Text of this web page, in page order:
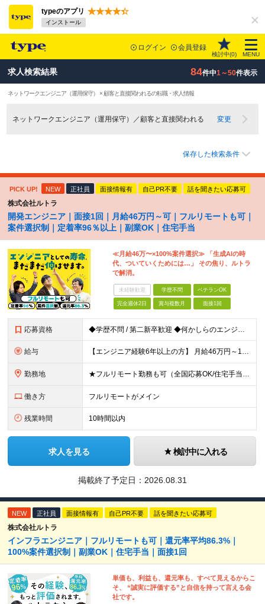
typeのアプリ
インストール
ログイン 会員登録
検討中(0) MENU
求人検索結果 84件中1～50件表示
ネットワークエンジニア（運用保守） × 顧客と直接関われるの転職・求人情報
ネットワークエンジニア（運用保守）／顧客と直接関われる 変更
保存した検索条件
PICK UP! NEW 正社員 面接情報有 自己PR不要 話を聞きたい応募可
株式会社ルトラ
開発エンジニア｜面接1回｜月給46万円～可｜フルリモートも可｜
案件選択制｜定着率96％以上｜副業OK｜住宅手当
≪月給46万〜×100%案件選択≫ 「生成AIの時
代、ついていくためには…」 その焦り、ルトラ
で解消。
未経験歓迎 学歴不問 ベテランOK
完全週休2日 賞与複数月 面接1回
応募資格 ◆学歴不問 / 第二新卒歓迎 ◆何かしらのエンジニア経験をお持ちの方 （言語・期間・フェーズ不問） 経験浅めの方も遠慮なくご応募ください！ ■入社前Q＆A ────── ◎実力に見合った報酬が手に
給与 【エンジニア経験6年以上の方】 月給46万円～100万円（固定残業代含む） ※上記月給には月30時間分の固定残業代（月8万7,400円～月19万円）を含む。超過分は全額支給。 【エンジニア経験4年以
勤務地 ★フルリモート勤務も可（全国応募OK/住宅手当を支給します） ※案件によって常駐が必要になる場合があります。 ※希望がない限り、転勤はありません ※U・Iターン歓迎 ★ルトラの社員は全国各地で活躍中
働き方 フルリモートがメイン
残業時間 10時間以内
求人を見る 検討中に入れる
掲載終了予定日： 2026.08.31
NEW 正社員 面接情報有 自己PR不要 話を聞きたい応募可
株式会社ルトラ
インフラエンジニア｜フルリモートも可｜還元率平均86.3%｜
100%案件選択制｜副業OK｜住宅手当｜面接1回
単価も、利益も、還元率も、すべて見えるからこ
そ、 “誠実に評価する”と自信を持って言える会
社です。